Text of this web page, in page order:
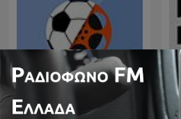
Σινεμά στη Σέντρα